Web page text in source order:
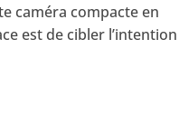
caméra compacte en
est de cibler l’intention